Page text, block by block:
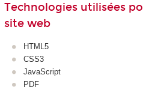
Technologies utilisées
site web
HTML5
CSS3
JavaScript
PDF